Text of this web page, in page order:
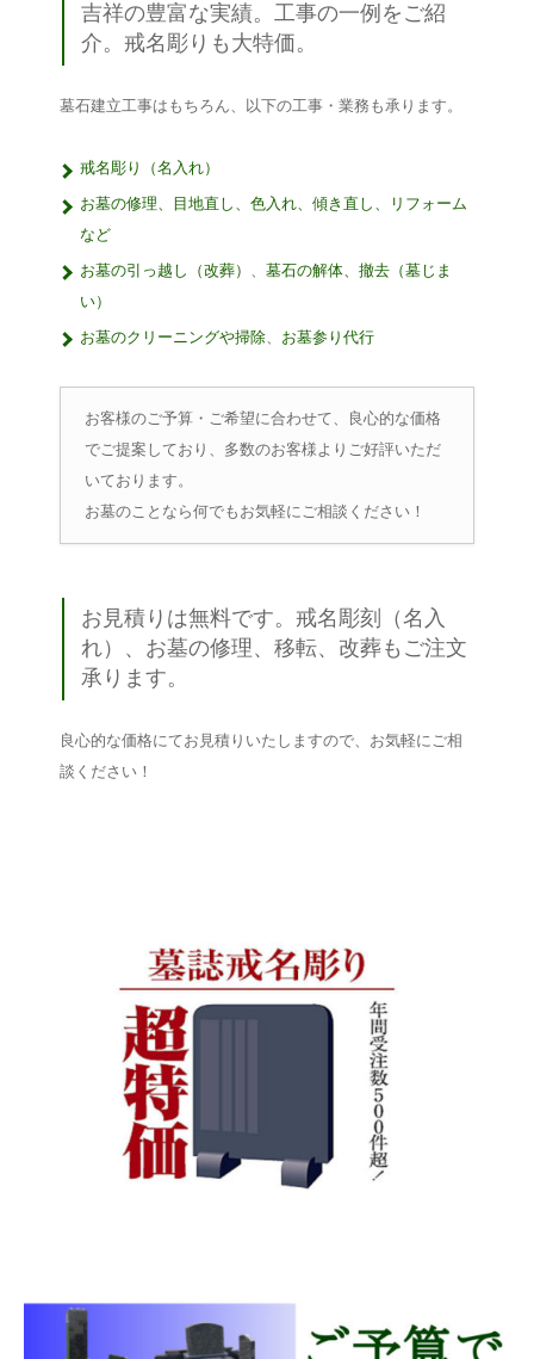
吉祥の豊富な実績。工事の一例をご紹
介。戒名彫りも大特価。
墓石建立工事はもちろん、以下の工事・業務も承ります。
戒名彫り（名入れ）
お墓の修理、目地直し、色入れ、傾き直し、リフォーム
など
お墓の引っ越し（改葬） 、 墓石の解体、撤去（墓じま
い）
お墓のクリーニングや掃除、 お墓参り代行
お客様のご予算・ご希望に合わせて、良心的な価格
でご提案しており、多数のお客様よりご好評いただ
いております。
お墓のことなら何でもお気軽にご相談ください！
お見積りは無料です。戒名彫刻（名入
れ）、お墓の修理、移転、改葬もご注文
承ります。
良心的な価格にてお見積りいたしますので、お気軽にご相
談ください！